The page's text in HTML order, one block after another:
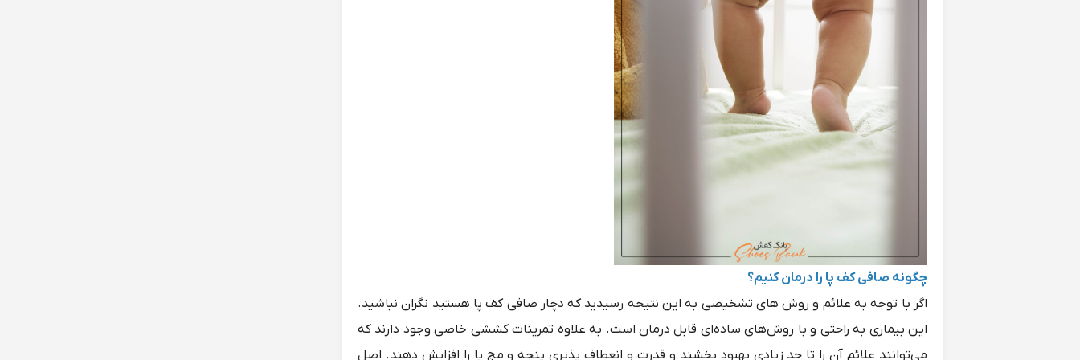
چگونه صافی کف پا را درمان کنیم؟
اگر با توجه به علائم و روش های تشخیصی به این نتیجه رسیدید که دچار صافی کف پا هستید نگران نباشید.
این بیماری به راحتی و با روش‌های ساده‌ای قابل درمان است. به علاوه تمرینات کششی خاصی وجود دارند که
می‌توانند علائم آن را تا حد زیادی بهبود بخشند و قدرت و انعطاف پذیری پنجه و مچ پا را افزایش دهند. اصل